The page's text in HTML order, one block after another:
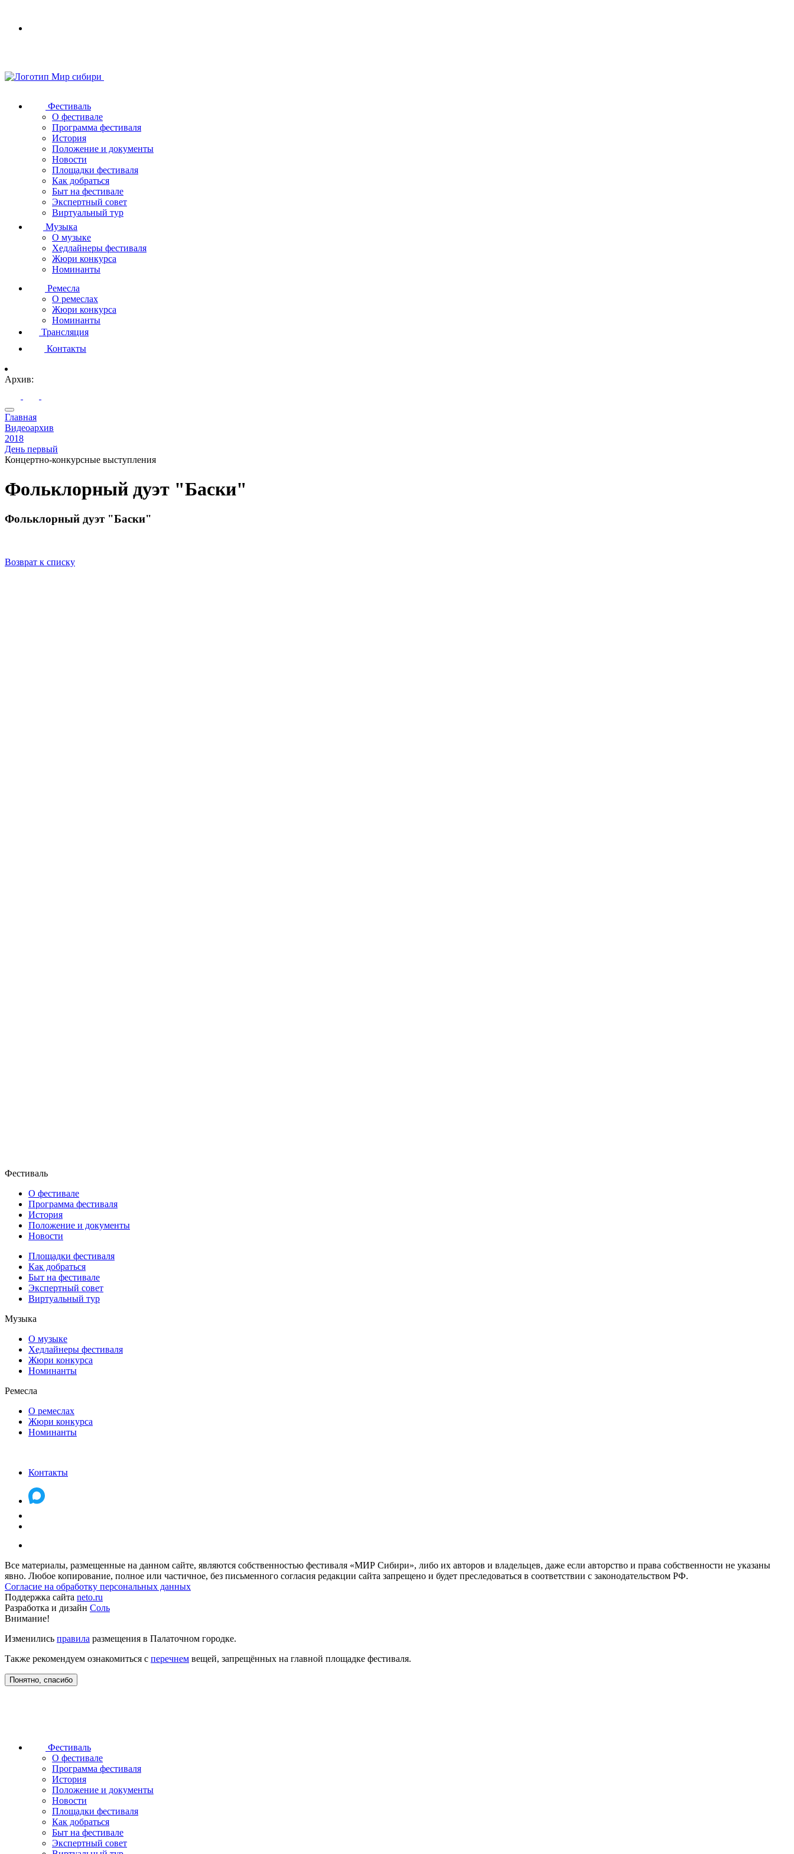
browser
Фестиваль
О фестивале
Программа фестиваля
История
Положение и документы
Новости
Площадки фестиваля
Как добраться
Быт на фестивале
Экспертный совет
Виртуальный тур
Музыка
О музыке
Хедлайнеры фестиваля
Жюри конкурса
Номинанты
Ремесла
О ремеслах
Жюри конкурса
Номинанты
Трансляция
Контакты
Архив:
Главная
Видеоархив
2018
День первый
Концертно-конкурсные выступления
Фольклорный дуэт "Баски"
Фольклорный дуэт "Баски"
Возврат к списку
Фестиваль
О фестивале
Программа фестиваля
История
Положение и документы
Новости
Площадки фестиваля
Как добраться
Быт на фестивале
Экспертный совет
Виртуальный тур
Музыка
О музыке
Хедлайнеры фестиваля
Жюри конкурса
Номинанты
Ремесла
О ремеслах
Жюри конкурса
Номинанты
Контакты
Все материалы, размещенные на данном сайте, являются собственностью фестиваля «МИР Сибири», либо их авторов и владельцев, даже если авторство и права собственности не указаны
явно. Любое копирование, полное или частичное, без письменного согласия редакции сайта запрещено и будет преследоваться в соответствии с законодательством РФ.
Согласие на обработку персональных данных
Поддержка сайта neto.ru
Разработка и дизайн Соль
Внимание!
Изменились правила размещения в Палаточном городке.
Также рекомендуем ознакомиться с перечнем вещей, запрещённых на главной площадке фестиваля.
Понятно, спасибо
Фестиваль
О фестивале
Программа фестиваля
История
Положение и документы
Новости
Площадки фестиваля
Как добраться
Быт на фестивале
Экспертный совет